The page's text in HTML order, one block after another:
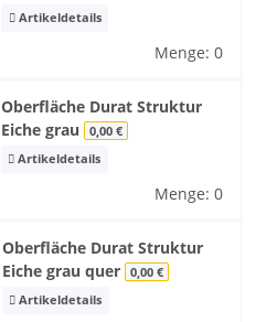
Artikeldetails
Menge: 0
Oberfläche Durat Struktur
Eiche grau
0,00 €
Artikeldetails
Menge: 0
Oberfläche Durat Struktur
Eiche grau quer
0,00 €
Artikeldetails